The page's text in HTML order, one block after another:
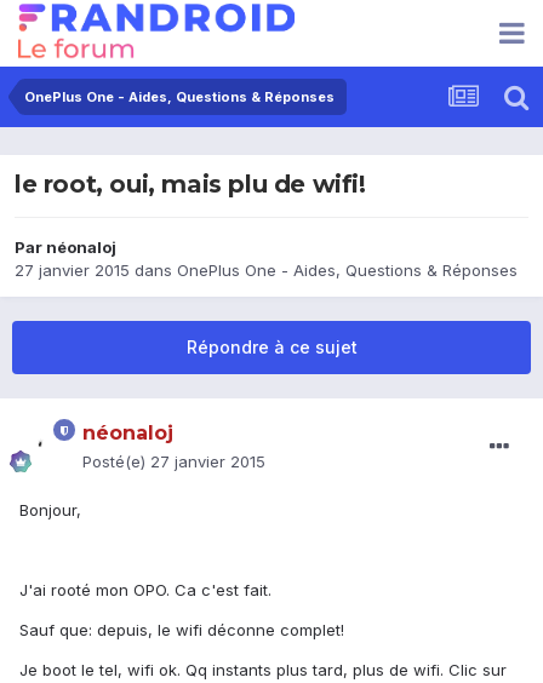
OnePlus One - Aides, Questions & Réponses
le root, oui, mais plu de wifi!
Par néonaloj
27 janvier 2015 dans OnePlus One - Aides, Questions & Réponses
Répondre à ce sujet
néonaloj
Posté(e) 27 janvier 2015
Bonjour,
J'ai rooté mon OPO. Ca c'est fait.
Sauf que: depuis, le wifi déconne complet!
Je boot le tel, wifi ok. Qq instants plus tard, plus de wifi. Clic sur